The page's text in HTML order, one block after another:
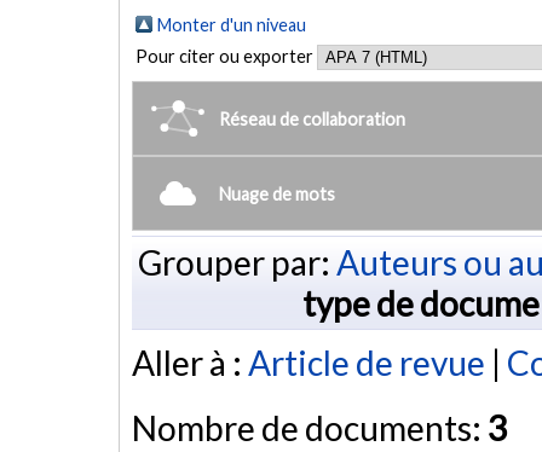
Monter d'un niveau
Pour citer ou exporter
Réseau de collaboration
Nuage de mots
Grouper par: Auteurs ou
type de
Aller à : Article de revue |
Nombre de documents: 3